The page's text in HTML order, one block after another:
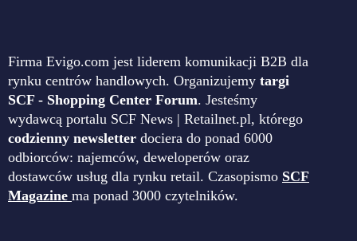
Firma Evigo.com jest liderem komunikacji B2B dla
rynku centrów handlowych. Organizujemy targi
SCF - Shopping Center Forum. Jesteśmy
wydawcą portalu SCF News | Retailnet.pl, którego
codzienny newsletter dociera do ponad 6000
odbiorców: najemców, deweloperów oraz
dostawców usług dla rynku retail. Czasopismo SCF
Magazine ma ponad 3000 czytelników.